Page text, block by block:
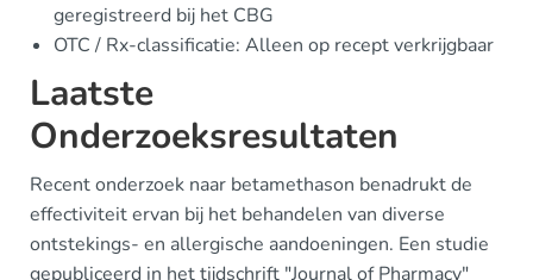
geregistreerd bij het CBG
OTC / Rx-classificatie: Alleen op recept verkrijgbaar
Laatste
Onderzoeksresultaten
Recent onderzoek naar betamethason benadrukt de
effectiviteit ervan bij het behandelen van diverse
ontstekings- en allergische aandoeningen. Een studie
gepubliceerd in het tijdschrift "Journal of Pharmacy"